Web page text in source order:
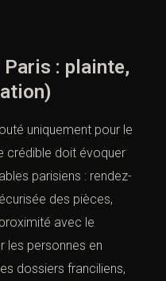
: plainte,
uniquement pour le
crédible doit évoquer
parisiens : rendez-
des pièces,
avec le
les personnes en
dossiers franciliens,